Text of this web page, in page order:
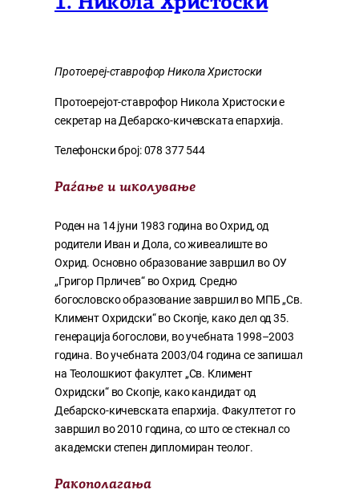
Протоереј-ставрофор Никола Христоски
Протоерејот-ставрофор Никола Христоски е
секретар на Дебарско-кичевската епархија.
Телефонски број: 078 377 544
Раѓање и школување
Роден на 14 јуни 1983 година во Охрид, од
родители Иван и Дола, со живеалиште во
Охрид. Основно образование завршил во ОУ
„Григор Прличев“ во Охрид. Средно
богословско образование завршил во МПБ „Св.
Климент Охридски“ во Скопје, како дел од 35.
генерација богослови, во учебната 1998–2003
година. Во учебната 2003/04 година се запишал
на Теолошкиот факултет „Св. Климент
Охридски“ во Скопје, како кандидат од
Дебарско-кичевската епархија. Факултетот го
завршил во 2010 година, со што се стекнал со
академски степен дипломиран теолог.
Ракополагања